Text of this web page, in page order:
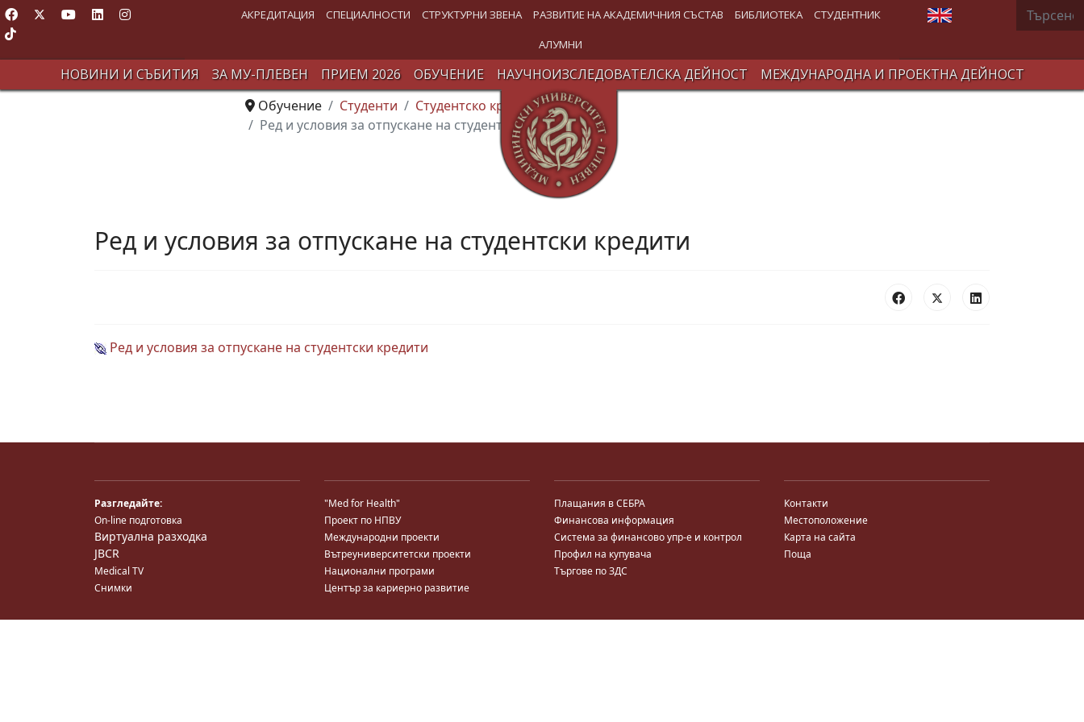
АКРЕДИТАЦИЯ СПЕЦИАЛНОСТИ СТРУКТУРНИ ЗВЕНА РАЗВИТИЕ НА АКАДЕМИЧНИЯ СЪСТАВ БИБЛИОТЕКА СТУДЕНТНИК
АЛУМНИ
Изберете език Търсене
НОВИНИ И СЪБИТИЯ ЗА МУ-ПЛЕВЕН ПРИЕМ 2026 ОБУЧЕНИЕ НАУЧНОИЗСЛЕДОВАТЕЛСКА ДЕЙНОСТ
МЕЖДУНАРОДНА И ПРОЕКТНА ДЕЙНОСТ
Обучение
Студенти
Студентско кредитиране
Ред и условия за отпускане на студентски кредити
Ред и условия за отпускане на студентски кредити
Ред и условия за отпускане на студентски кредити
Разгледайте:
On-line подготовка
Виртуална разходка
JBCR
Medical TV
Снимки
"Med for Health"
Проект по НПВУ
Международни проекти
Вътреуниверситетски проекти
Национални програми
Център за кариерно развитие
Плащания в СЕБРА
Финансова информация
Система за финансово упр-е и контрол
Профил на купувача
Търгове по ЗДС
Контакти
Местоположение
Карта на сайта
Поща